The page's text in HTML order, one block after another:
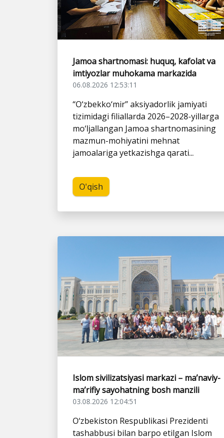
Jamoa shartnomasi: huquq, kafolat va
imtiyozlar muhokama markazida
06.08.2026 12:53:11
“O‘zbekko‘mir” aksiyadorlik jamiyati
tizimidagi filiallarda 2026–2028-yillarga
mo‘ljallangan Jamoa shartnomasining
mazmun-mohiyatini mehnat
jamoalariga yetkazishga qarati...
O'qish
Islom sivilizatsiyasi markazi – ma’naviy-
ma’rifiy sayohatning bosh manzili
03.08.2026 12:04:51
O‘zbekiston Respublikasi Prezidenti
tashabbusi bilan barpo etilgan Islom